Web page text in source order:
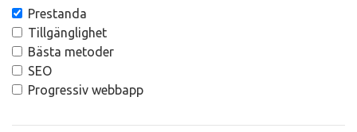
Prestanda
Tillgänglighet
Bästa metoder
SEO
Progressiv webbapp